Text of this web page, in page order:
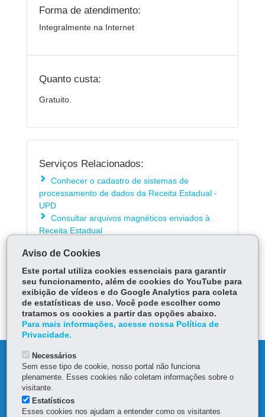
Forma de atendimento:
Integralmente na Internet
Quanto custa:
Gratuito.
Serviços Relacionados:
Conhecer o cadastro de sistemas de
processamento de dados da Receita Estadual -
UPD
Consultar arquivos magnéticos enviados à
Receita Estadual
ÓRGÃO RESPONSÁVEL
PERGUNTAS FREQUENTES
DEIXE SUA OPINIÃO
MAPA DO SITE
DENUNCIE CORRUPÇÃO
Aviso de Cookies
Este portal utiliza cookies essenciais para garantir
seu funcionamento, além de cookies do YouTube para
exibição de vídeos e do Google Analytics para coleta
de estatísticas de uso. Você pode escolher como
tratamos os cookies a partir das opções abaixo.
Para mais informações, acesse nossa Política de
Privacidade.
Necessários
Sem esse tipo de cookie, nosso portal não funciona
plenamente. Esses cookies não coletam informações sobre o
visitante.
Estatísticos
Esses cookies nos ajudam a entender como os visitantes